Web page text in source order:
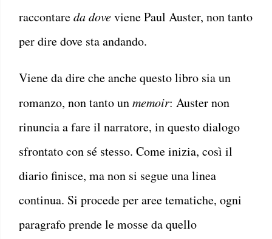
raccontaredadoveviene Paul Auster, non tanto
per dire dove sta andando.
Viene da dire che anche questo libro sia un
romanzo, non tanto unmemoir: Auster non
rinuncia a fare il narratore, in questo dialogo
sfrontato con sé stesso. Come inizia, così il
diario finisce, ma non si segue una linea
continua. Si procede per aree tematiche, ogni
paragrafo prende le mosse da quello